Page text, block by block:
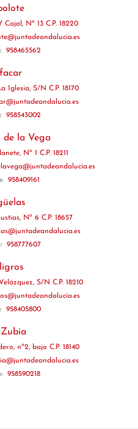
Cajal, Nº 13 C.P. 18220
958465562
Iglesia, S/N C.P. 18170
958543002
de la Vega
Nº 1 C.P. 18211
958409161
Nº 6 C.P. 18657
958777607
S/N C.P. 18210
958405800
nº2, bajo C.P. 18140
958590218